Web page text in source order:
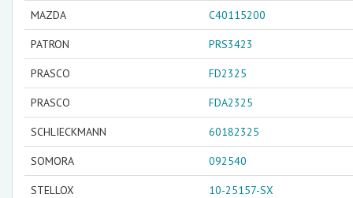
MAZDA C40115200
PATRON PRS3423
PRASCO FD2325
PRASCO FDA2325
SCHLIECKMANN 60182325
SOMORA 092540
STELLOX 10-25157-SX